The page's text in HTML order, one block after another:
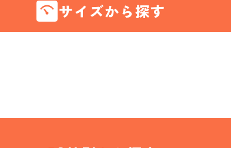
サイズから探す